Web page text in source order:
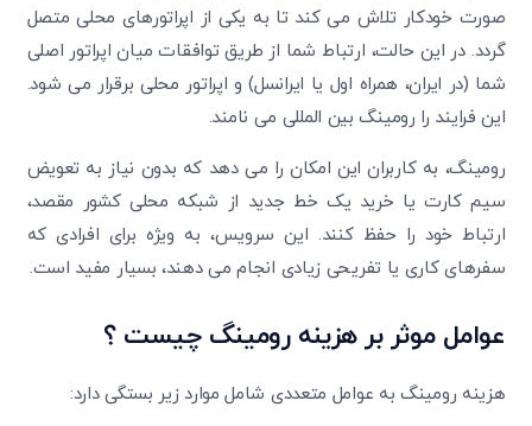
صورت خودکار تلاش می کند تا به یکی از اپراتورهای محلی متصل
گردد. در این حالت، ارتباط شما از طریق توافقات میان اپراتور اصلی
شما (در ایران، همراه اول یا ایرانسل) و اپراتور محلی برقرار می شود.
این فرایند را رومینگ بین المللی می نامند.
رومینگ، به کاربران این امکان را می دهد که بدون نیاز به تعویض
سیم کارت یا خرید یک خط جدید از شبکه محلی کشور مقصد،
ارتباط خود را حفظ کنند. این سرویس، به ویژه برای افرادی که
سفرهای کاری یا تفریحی زیادی انجام می دهند، بسیار مفید است.
عوامل موثر بر هزینه رومینگ چیست ؟
هزینه رومینگ به عوامل متعددی شامل موارد زیر بستگی دارد: